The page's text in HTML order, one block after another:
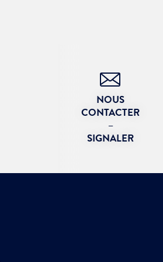
NOUS
CONTACTER
–
SIGNALER